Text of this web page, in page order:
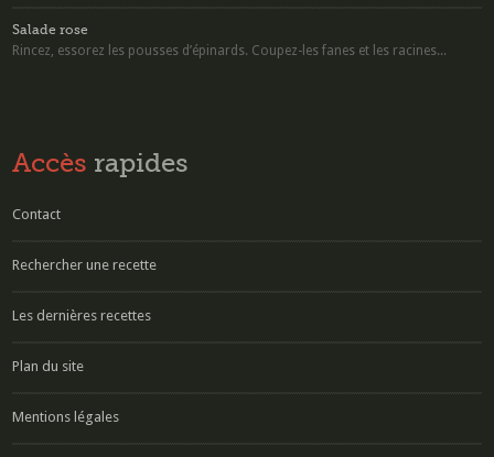
Salade rose
Rincez, essorez les pousses d’épinards. Coupez-les fanes et les racines...
Accès rapides
Contact
Rechercher une recette
Les dernières recettes
Plan du site
Mentions légales